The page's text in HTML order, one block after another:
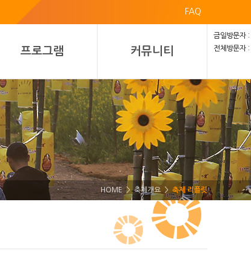
FAQ
프로그램 커뮤니티
금일방문자 :
전체방문자 :
HOME > 축제개요 > 축제 리플릿